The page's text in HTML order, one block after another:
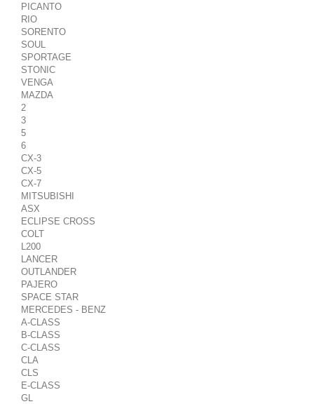
PICANTO
RIO
SORENTO
SOUL
SPORTAGE
STONIC
VENGA
MAZDA
2
3
5
6
CX-3
CX-5
CX-7
MITSUBISHI
ASX
ECLIPSE CROSS
COLT
L200
LANCER
OUTLANDER
PAJERO
SPACE STAR
MERCEDES - BENZ
A-CLASS
B-CLASS
C-CLASS
CLA
CLS
E-CLASS
GL